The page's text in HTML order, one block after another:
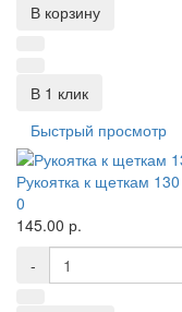
В корзину
В 1 клик
Быстрый просмотр
Рукоятка к щеткам
0
145.00 р.
-